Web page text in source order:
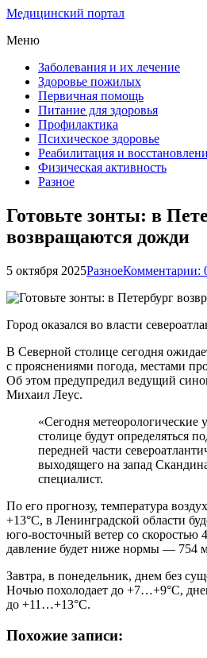
Медицинский портал
Меню
Заболевания и их лечение
Здоровье пожилых
Первичная помощь
Питание для здоровья
Профилактика
Психическое здоровье
Реабилитация и
Физическая активность
Разное
Готовьте зонты: в
возвращаются дожди
5 октября 2025РазноеКомментарии:
Город оказался во власти
В Северной столице сегодня
с прояснениями погода, местами
Об этом предупредил ведущий
Михаил Леус.
«Сегодня метеорологические
столице будут определяться
передней части
выходящего на запад
специалист.
По его прогнозу, температура
+13°С, в Ленинградской области
юго-восточный ветер со скоростью
давление будет ниже нормы — 754
Завтра, в понедельник, днем без
Ночью похолодает до +7…+9°С,
до +11…+13°С.
Похожие записи: